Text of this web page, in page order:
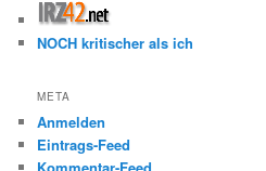
NOCH kritischer als ich
META
Anmelden
Eintrags-Feed